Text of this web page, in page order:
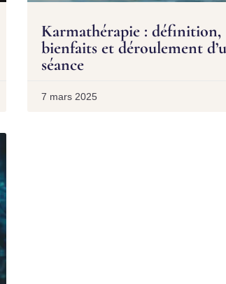
Karmathérapie : définition,
bienfaits et déroulement
séance
7 mars 2025